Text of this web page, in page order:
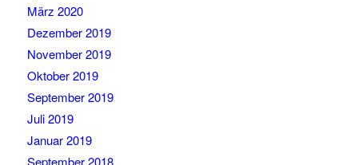
März 2020
Dezember 2019
November 2019
Oktober 2019
September 2019
Juli 2019
Januar 2019
September 2018